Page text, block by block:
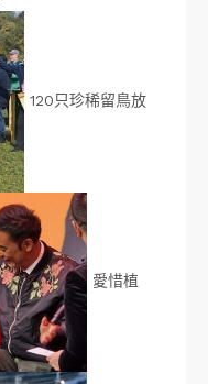
120只珍稀留鳥放
愛惜植